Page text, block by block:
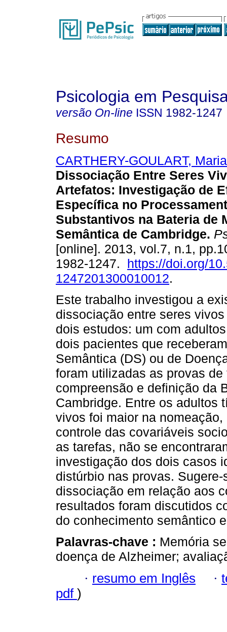
Psicologia em
versão On-line ISSN 1982-1247
Resumo
CARTHERY-GOULART,
Dissociação Entre Seres
Artefatos: Investigação de
Específica no
Substantivos na Bateria de
Semântica de Cambridge.
[online]. 2013, vol.7, n.1,
1982-1247. https://doi.org/
1247201300010012.
Este trabalho investigou a
dissociação entre seres
dois estudos: um com
dois pacientes que
Semântica (DS) ou de
foram utilizadas as provas
compreensão e definição da
Cambridge. Entre os adultos
vivos foi maior na
controle das covariáveis
as tarefas, não se
investigação dos dois casos
distúrbio nas provas.
dissociação em relação aos
resultados foram discutidos
do conhecimento semântico
Palavras-chave : Memória
doença de Alzheimer;
· resumo em Inglês ·
pdf )